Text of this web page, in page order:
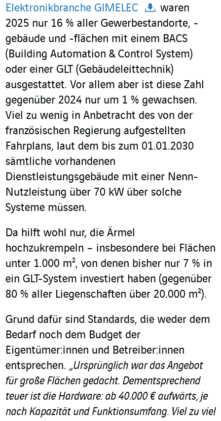
Elektronikbranche GIMELEC
waren
2025 nur 16 % aller Gewerbestandorte, -
gebäude und -flächen mit einem BACS
(Building Automation & Control System)
oder einer GLT (Gebäudeleittechnik)
ausgestattet. Vor allem aber ist diese Zahl
gegenüber 2024 nur um 1 % gewachsen.
Viel zu wenig in Anbetracht des von der
französischen Regierung aufgestellten
Fahrplans, laut dem bis zum 01.01.2030
sämtliche vorhandenen
Dienstleistungsgebäude mit einer Nenn-
Nutzleistung über 70 kW über solche
Systeme müssen.
Da hilft wohl nur, die Ärmel
hochzukrempeln – insbesondere bei Flächen
unter 1.000 m², von denen bisher nur 7 % in
ein GLT-System investiert haben (gegenüber
80 % aller Liegenschaften über 20.000 m²).
Grund dafür sind Standards, die weder dem
Bedarf noch dem Budget der
Eigentümer:innen und Betreiber:innen
entsprechen. „Ursprünglich war das Angebot
für große Flächen gedacht. Dementsprechend
teuer ist die Hardware: ab 40.000 € aufwärts, je
nach Kapazität und Funktionsumfang. Viel zu viel